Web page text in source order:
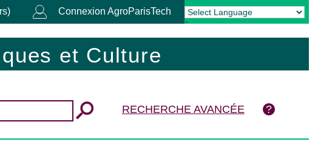
Connexion AgroParisTech
Powered by Translate
et Culture
RECHERCHE AVANCÉE